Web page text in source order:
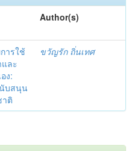
Author(s)
ารใช้
ละ
ง:
บสนุน
ติ
ขวัญรัก ถิ่นเทศ